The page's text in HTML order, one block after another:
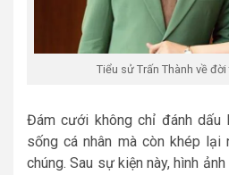
Tiểu sử Trấn Thành về
Đám cưới không chỉ đánh dấu
sống cá nhân mà còn khép lại
chúng. Sau sự kiện này, hình